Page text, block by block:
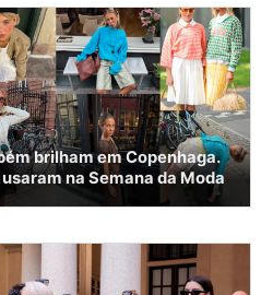
brilham em Copenhaga.
na Semana da Moda